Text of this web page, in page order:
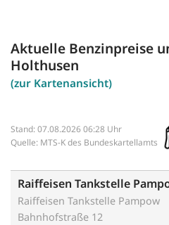
Aktuelle Benzinpreise
Holthusen
(zur Kartenansicht)
Stand: 07.08.2026 06:28 Uhr
Quelle: MTS-K des Bundeskartellamts
Raiffeisen Tankstelle
Raiffeisen Tankstelle Pampow
Bahnhofstraße 12